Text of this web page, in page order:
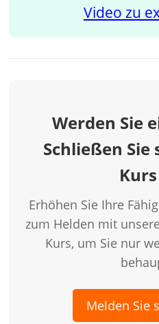
Video zu
Werden Sie
Schließen Sie
Erhöhen Sie Ihre
zum Helden mit
Kurs, um Sie nur
Melden Sie